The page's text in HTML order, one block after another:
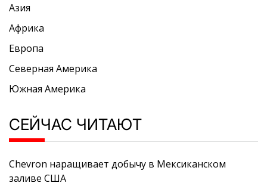
Азия
Африка
Европа
Северная Америка
Южная Америка
СЕЙЧАС ЧИТАЮТ
Chevron наращивает добычу в Мексиканском
заливе США